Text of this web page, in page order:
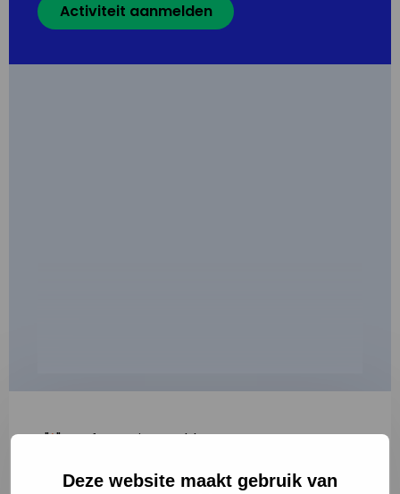
Deze website maakt gebruik van
Activiteit aanmelden
"*" geeft vereiste velden aan
2